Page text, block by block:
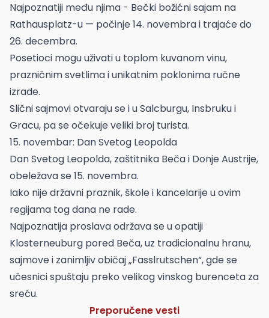
Najpoznatiji među njima - Bečki božićni sajam na
Rathausplatz-u — počinje 14. novembra i trajaće do
26. decembra.
Posetioci mogu uživati u toplom kuvanom vinu,
prazničnim svetlima i unikatnim poklonima ručne
izrade.
Slični sajmovi otvaraju se i u Salcburgu, Insbruku i
Gracu, pa se očekuje veliki broj turista.
15. novembar: Dan Svetog Leopolda
Dan Svetog Leopolda, zaštitnika Beča i Donje Austrije,
obeležava se 15. novembra.
Iako nije državni praznik, škole i kancelarije u ovim
regijama tog dana ne rade.
Najpoznatija proslava održava se u opatiji
Klosterneuburg pored Beča, uz tradicionalnu hranu,
sajmove i zanimljiv običaj „Fasslrutschen“, gde se
učesnici spuštaju preko velikog vinskog burenceta za
sreću.
Preporučene vesti